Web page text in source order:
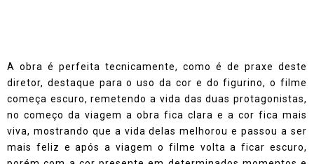
A obra é perfeita tecnicamente, como é de praxe deste
diretor, destaque para o uso da cor e do figurino, o filme
começa escuro, remetendo a vida das duas protagonistas,
no começo da viagem a obra fica clara e a cor fica mais
viva, mostrando que a vida delas melhorou e passou a ser
mais feliz e após a viagem o filme volta a ficar escuro,